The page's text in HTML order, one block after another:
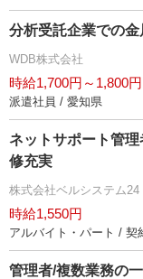
分析受託企業での
WDB株式会社
時給1,700円～1,800円
派遣社員 / 愛知県
ネットサポート管
修充実
株式会社ベルシステム24
時給1,550円
アルバイト・パート / 契
管理者/複数業務の